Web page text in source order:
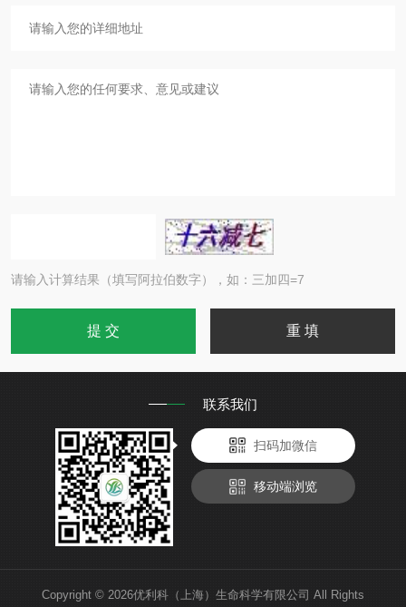
请输入计算结果（填写阿拉伯数字），如：三加四=7
联系我们
扫码加微信
移动端浏览
Copyright © 2026优利科（上海）生命科学有限公司 All Rights